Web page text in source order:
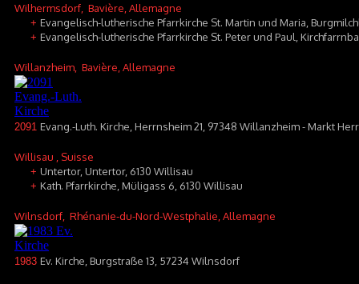
Wilhermsdorf , Bavière, Allemagne
+ Evangelisch-lutherische Pfarrkirche St. Martin und Maria,
+ Evangelisch-lutherische Pfarrkirche St. Peter und Paul,
Willanzheim , Bavière, Allemagne
2091 Evang.-Luth. Kirche, Herrnsheim 21, 97348 Willanzheim - Markt
Willisau , Suisse
+ Untertor, Untertor, 6130 Willisau
+ Kath. Pfarrkirche, Müligass 6, 6130 Willisau
Wilnsdorf , Rhénanie-du-Nord-Westphalie, Allemagne
1983 Ev. Kirche, Burgstraße 13, 57234 Wilnsdorf